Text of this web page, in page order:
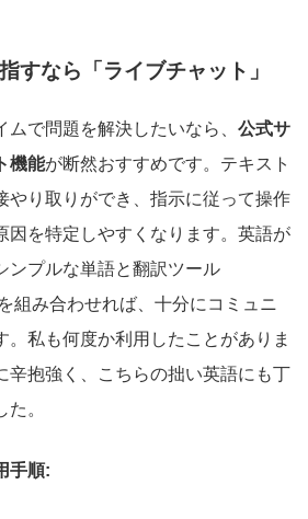
すなら「ライブチャット」
で問題を解決したいなら、 公式サ
機能が断然おすすめです。テキスト
やり取りができ、指示に従って操作
因を特定しやすくなります。英語が
ンプルな単語と翻訳ツール
組み合わせれば、十分にコミュニ
。私も何度か利用したことがありま
辛抱強く、こちらの拙い英語にも丁
。
手順: